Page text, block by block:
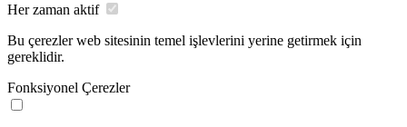
Her zaman aktif
Bu çerezler web sitesinin temel işlevlerini yerine getirmek için
gereklidir.
Fonksiyonel Çerezler